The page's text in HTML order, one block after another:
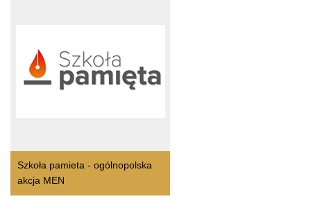
Szkoła pamieta - ogólnopolska
akcja MEN